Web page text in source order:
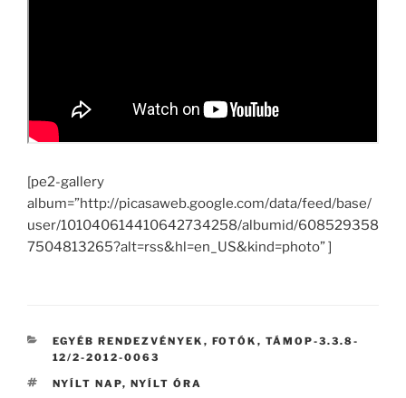
[pe2-gallery
album=”http://picasaweb.google.com/data/feed/base/
user/101040614410642734258/albumid/608529358
7504813265?alt=rss&hl=en_US&kind=photo” ]
KATEGÓRIÁK
EGYÉB RENDEZVÉNYEK , FOTÓK , TÁMOP-3.3.8-
12/2-2012-0063
CÍMKÉK
NYÍLT NAP, NYÍLT ÓRA